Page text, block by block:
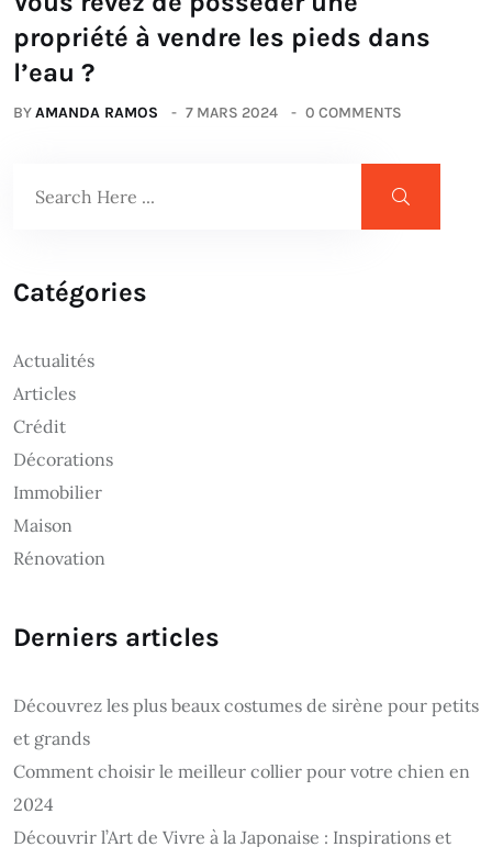
propriété à vendre les pieds dans
l’eau ?
BYAMANDA RAMOS 7 MARS 2024 0 COMMENTS
Catégories
Actualités
Articles
Crédit
Décorations
Immobilier
Maison
Rénovation
Derniers articles
Découvrez les plus beaux costumes de sirène pour petits
et grands
Comment choisir le meilleur collier pour votre chien en
2024
Découvrir l’Art de Vivre à la Japonaise : Inspirations et